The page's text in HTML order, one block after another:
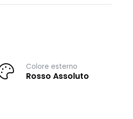
Colore esterno
Rosso Assoluto